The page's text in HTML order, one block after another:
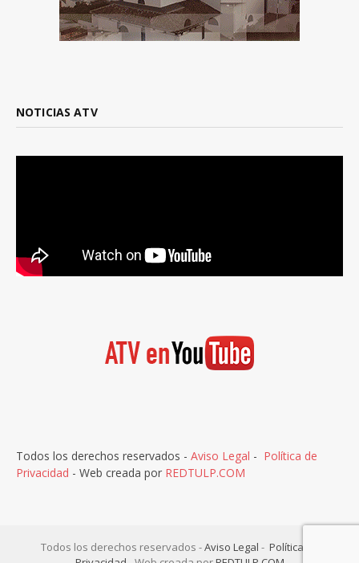
NOTICIAS ATV
Todos los derechos reservados - Aviso Legal - Política de
Privacidad - Web creada por REDTULP.COM
Todos los derechos reservados -Aviso Legal - Política de